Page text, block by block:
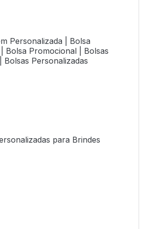
Personalizada | Bolsa
Bolsa Promocional | Bolsas
Bolsas Personalizadas
para Brindes